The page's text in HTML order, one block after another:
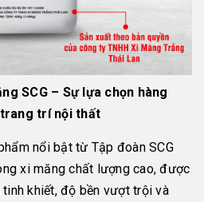
SCG – Sự lựa chọn hàng
trí nội thất
nổi bật từ Tập đoàn SCG
xi măng chất lượng cao, được
khiết, độ bền vượt trội và